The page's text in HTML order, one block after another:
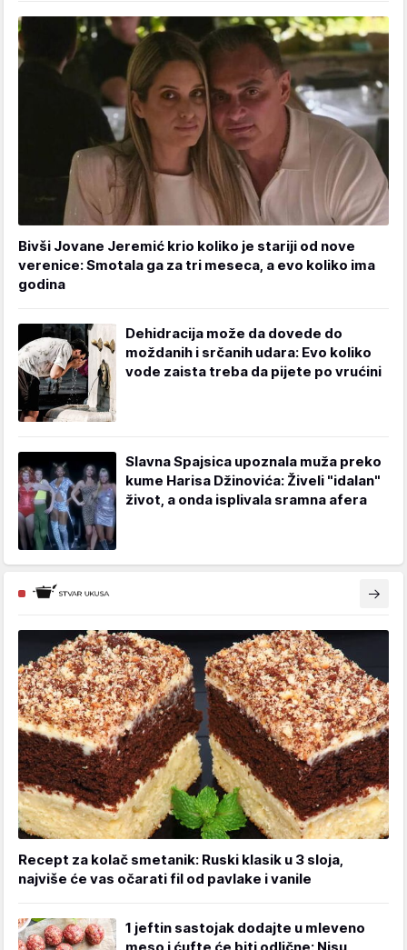
Bivši Jovane Jeremić krio koliko je stariji od nove
verenice: Smotala ga za tri meseca, a evo koliko ima
godina
Dehidracija može da dovede do
moždanih i srčanih udara: Evo koliko
vode zaista treba da pijete po vrućini
Slavna Spajsica upoznala muža preko
kume Harisa Džinovića: Živeli "idalan"
život, a onda isplivala sramna afera
Recept za kolač smetanik: Ruski klasik u 3 sloja,
najviše će vas očarati fil od pavlake i vanile
1 jeftin sastojak dodajte u mleveno